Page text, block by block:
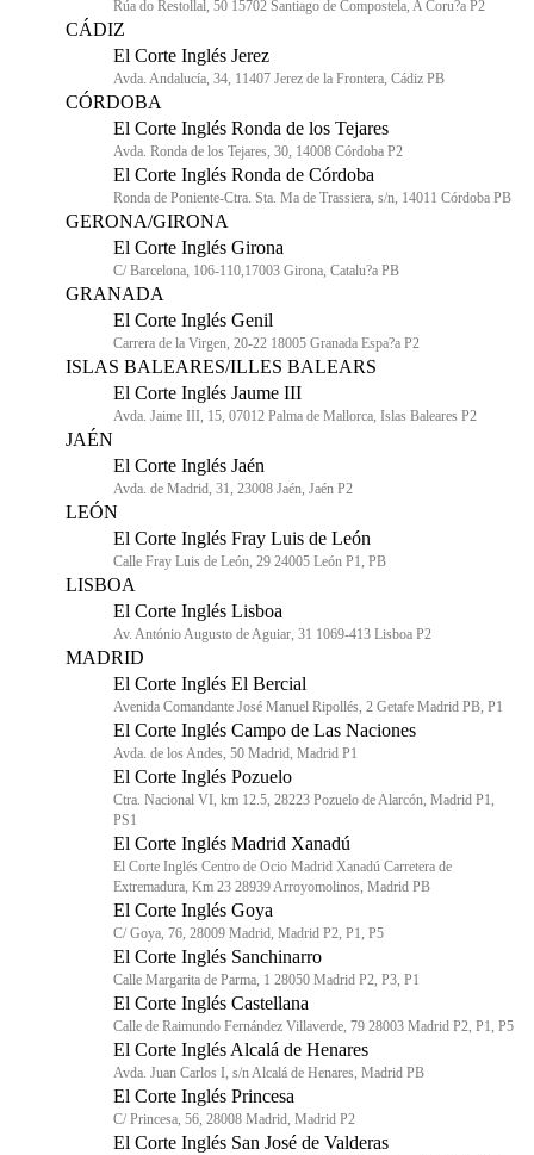
Rúa do Restollal, 50 15702 Santiago de Compostela, A Coru?a P2
CÁDIZ
El Corte Inglés Jerez
Avda. Andalucía, 34, 11407 Jerez de la Frontera, Cádiz PB
CÓRDOBA
El Corte Inglés Ronda de los Tejares
Avda. Ronda de los Tejares, 30, 14008 Córdoba P2
El Corte Inglés Ronda de Córdoba
Ronda de Poniente-Ctra. Sta. Ma de Trassiera, s/n, 14011 Córdoba PB
GERONA/GIRONA
El Corte Inglés Girona
C/ Barcelona, 106-110,17003 Girona, Catalu?a PB
GRANADA
El Corte Inglés Genil
Carrera de la Virgen, 20-22 18005 Granada Espa?a P2
ISLAS BALEARES/ILLES BALEARS
El Corte Inglés Jaume III
Avda. Jaime III, 15, 07012 Palma de Mallorca, Islas Baleares P2
JAÉN
El Corte Inglés Jaén
Avda. de Madrid, 31, 23008 Jaén, Jaén P2
LEÓN
El Corte Inglés Fray Luis de León
Calle Fray Luis de León, 29 24005 León P1, PB
LISBOA
El Corte Inglés Lisboa
Av. António Augusto de Aguiar, 31 1069-413 Lisboa P2
MADRID
El Corte Inglés El Bercial
Avenida Comandante José Manuel Ripollés, 2 Getafe Madrid PB, P1
El Corte Inglés Campo de Las Naciones
Avda. de los Andes, 50 Madrid, Madrid P1
El Corte Inglés Pozuelo
Ctra. Nacional VI, km 12.5, 28223 Pozuelo de Alarcón, Madrid P1,
PS1
El Corte Inglés Madrid Xanadú
El Corte Inglés Centro de Ocio Madrid Xanadú Carretera de
Extremadura, Km 23 28939 Arroyomolinos, Madrid PB
El Corte Inglés Goya
C/ Goya, 76, 28009 Madrid, Madrid P2, P1, P5
El Corte Inglés Sanchinarro
Calle Margarita de Parma, 1 28050 Madrid P2, P3, P1
El Corte Inglés Castellana
Calle de Raimundo Fernández Villaverde, 79 28003 Madrid P2, P1, P5
El Corte Inglés Alcalá de Henares
Avda. Juan Carlos I, s/n Alcalá de Henares, Madrid PB
El Corte Inglés Princesa
C/ Princesa, 56, 28008 Madrid, Madrid P2
El Corte Inglés San José de Valderas